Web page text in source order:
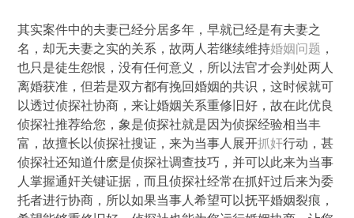
其实案件中的夫妻已经分居多年，早就已经是有夫妻之
名，却无夫妻之实的关系，故两人若继续维持婚姻问题 ，
也只是徒生怨恨，没有任何意义，所以法官才会判处两人
离婚获准，但若是双方都有挽回婚姻的共识，这时候就可
以透过侦探社协商，来让婚姻关系重修旧好，故在此优良
侦探社推荐给您，象是侦探社就是因为侦探经验相当丰
富，故擅长以侦探社搜证，来为当事人展开抓奸行动，甚
侦探社还知道什麽是侦探社调查技巧，并可以此来为当事
人掌握通奸关键证据，而且侦探社经常在抓奸过后来为委
托者进行协商，所以如果当事人希望可以抚平婚姻裂痕，